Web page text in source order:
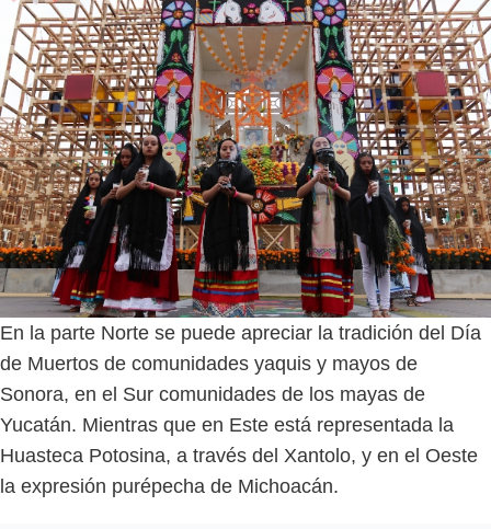
En la parte Norte se puede apreciar la tradición del Día
de Muertos de comunidades yaquis y mayos de
Sonora, en el Sur comunidades de los mayas de
Yucatán. Mientras que en Este está representada la
Huasteca Potosina, a través del Xantolo, y en el Oeste
la expresión purépecha de Michoacán.